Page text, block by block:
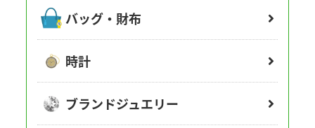
バッグ・財布
時計
ブランドジュエリー